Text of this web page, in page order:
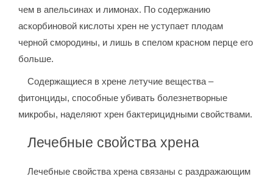
чем в апельсинах и лимонах. По содержанию
аскорбиновой кислоты хрен не уступает плодам
черной смородины, и лишь в спелом красном перце его
больше.
Содержащиеся в хрене летучие вещества –
фитонциды, способные убивать болезнетворные
микробы, наделяют хрен бактерицидными свойствами.
Лечебные свойства хрена
Лечебные свойства хрена связаны с раздражающим